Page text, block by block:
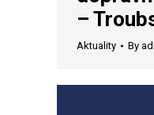
–
Aktuality By